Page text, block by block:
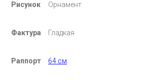
Рисунок Орнамент
Фактура Гладкая
Раппорт 64 см